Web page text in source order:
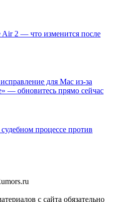
Air 2 — что изменится после
для Mac из-за
— обновитесь прямо сейчас
процессе против
с сайта обязательно